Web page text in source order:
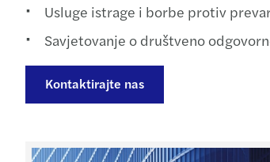
Usluge istrage i borbe protiv
Savjetovanje o društveno
Kontaktirajte nas